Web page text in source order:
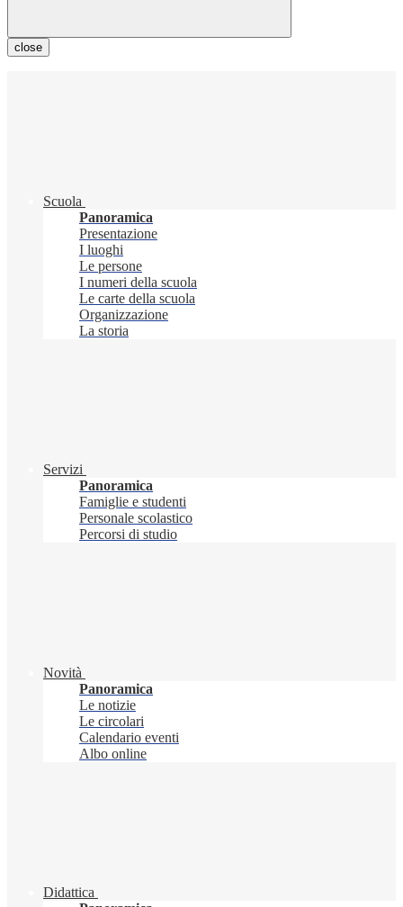
close
Scuola
Panoramica
Presentazione
I luoghi
Le persone
I numeri della scuola
Le carte della scuola
Organizzazione
La storia
Servizi
Panoramica
Famiglie e studenti
Personale scolastico
Percorsi di studio
Novità
Panoramica
Le notizie
Le circolari
Calendario eventi
Albo online
Didattica